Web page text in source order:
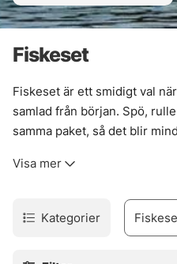
Fiskeset
Fiskeset är ett smidigt val
samlad från början. Spö,
samma paket, så det blir
andra är det en enkel
Utbudet rymmer olika
set passar bra när fisket
Visa mer
Kategorier